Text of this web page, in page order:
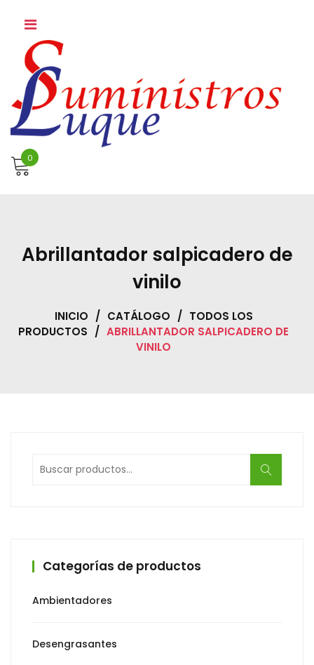
content
0
Abrillantador salpicadero de
vinilo
INICIO / CATÁLOGO / TODOS LOS
PRODUCTOS / ABRILLANTADOR SALPICADERO DE
VINILO
por:
Categorías de productos
Ambientadores
Desengrasantes